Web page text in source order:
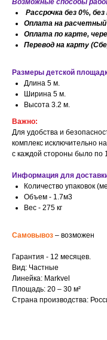
Возможные способы
Рассрочка без 0%,
Оплата на расчетный
Оплата по карте,
Перевод на карту
Размеры детской
Длина 5 м.
Ширина 5 м.
Высота 3.2 м.
Важно:
Для удобства и
комплекс исключительно
с каждой стороны было по
Информация для
Количество упаковок
Объем - 1.7м3
Вес - 275 кг
Самовывоз – возможен
Гарантия - 12 месяцев.
Вид: Частные
Линейка: Markvel
Площадь: 20 – 30 м²
Страна производства: